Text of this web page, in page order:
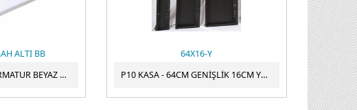
ALTI BB
TEZGAH ALTI LED ARMATUR BEYAZ KASA BEYAZ IŞIK
64X16-Y
P10 KASA - 64CM GENİŞLİK 16CM YÜKSEKLİK YATAY TEK YÖN KASA